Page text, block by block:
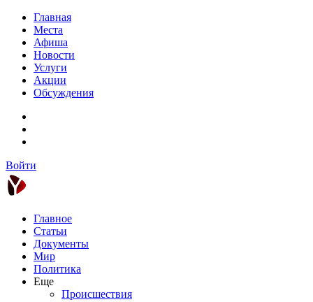
Главная
Места
Афиша
Новости
Услуги
Акции
Обсуждения
Войти
Главное
Статьи
Документы
Мир
Политика
Еще
Происшествия